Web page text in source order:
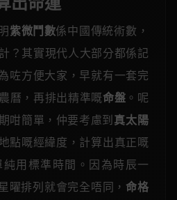
紫微鬥數係中國傳統術數，
？其實現代人大部分都係記
咗方便大家，早就有一套完
曆，再排出精準嘅命盤 。呢
咁簡單，仲要考慮到真太陽
點嘅經緯度，計算出真正嘅
用標準時間。因為時辰一
曜排列就會完全唔同， 命格